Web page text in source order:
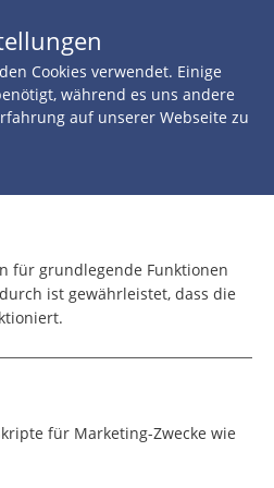
gucken wollte
Party im Felix Zimmer und
Cookies verwendet. Einige
während es uns andere
auf unserer Webseite zu
für grundlegende Funktionen
ist gewährleistet, dass die
für Marketing-Zwecke wie